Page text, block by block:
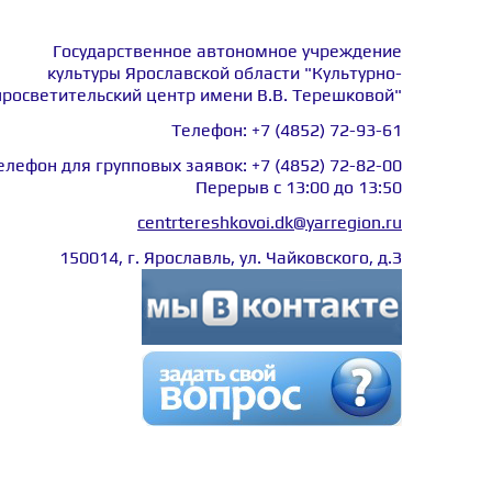
Государственное автономное учреждение
культуры Ярославской области "Культурно-
центр имени В.В. Терешковой"
Телефон: +7 (4852) 72-93-61
для групповых заявок: +7 (4852) 72-82-00
Перерыв с 13:00 до 13:50
centrtereshkovoi.dk@yarregion.ru
150014, г. Ярославль, ул. Чайковского, д.З